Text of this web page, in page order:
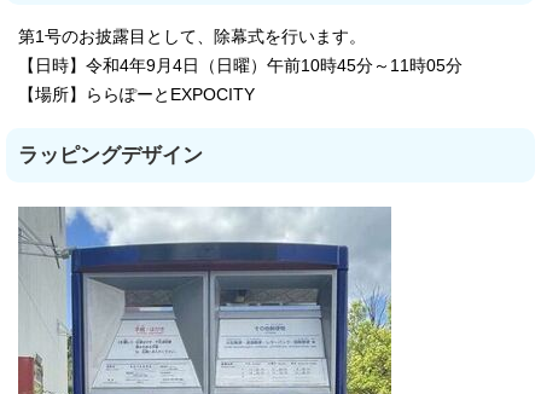
第1号のお披露目として、除幕式を行います。
【日時】令和4年9月4日（日曜）午前10時45分～11時05分
【場所】ららぽーとEXPOCITY
ラッピングデザイン